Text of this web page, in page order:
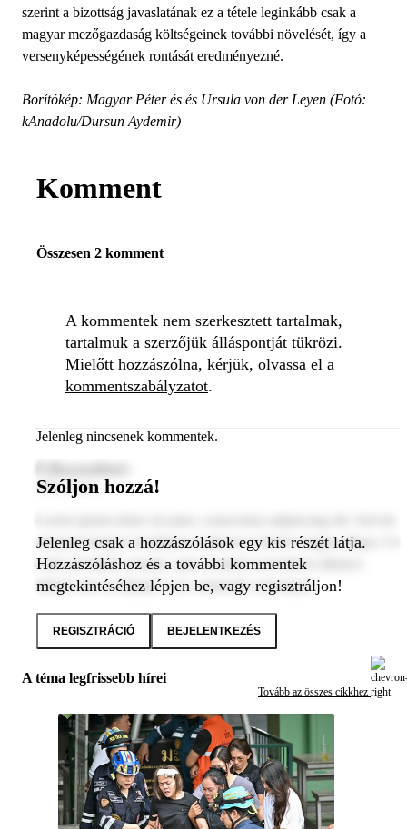
szerint a bizottság javaslatának ez a tétele leginkább csak a
magyar mezőgazdaság költségeinek további növelését, így a
versenyképességének rontását eredményezné.
Borítókép: Magyar Péter és és Ursula von der Leyen (Fotó:
kAnadolu/Dursun Aydemir)
Komment
Összesen 2 komment
A kommentek nem szerkesztett tartalmak,
tartalmuk a szerzőjük álláspontját tükrözi.
Mielőtt hozzászólna, kérjük, olvassa el a
kommentszabályzatot.
Jelenleg nincsenek kommentek.
2024. január 1.
eiusmod tempor incididunt ut labore et dolore magna aliqua. Ut
enim ad minim veniam, quis nostrud exercitation ullamco
laboris nisi ut aliquip ex ea commodo consequat.
Szóljon hozzá!
Jelenleg csak a hozzászólások egy kis részét látja.
Hozzászóláshoz és a további kommentek
megtekintéséhez lépjen be, vagy regisztráljon!
REGISZTRÁCIÓ BEJELENTKEZÉS
A téma legfrissebb hírei
Tovább az összes cikkhez